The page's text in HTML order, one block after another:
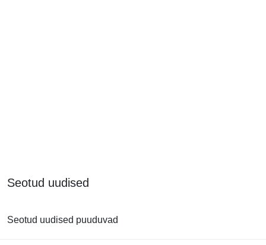
Seotud uudised
Seotud uudised puuduvad